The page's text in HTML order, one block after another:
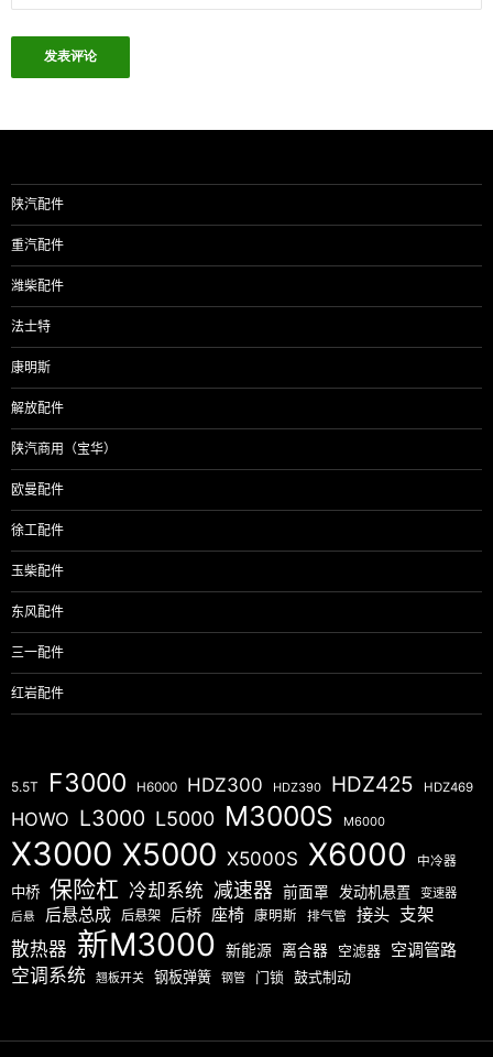
陕汽配件
重汽配件
潍柴配件
法士特
康明斯
解放配件
陕汽商用（宝华）
欧曼配件
徐工配件
玉柴配件
东风配件
三一配件
红岩配件
5.5T F3000 H6000 HDZ300 HDZ390 HDZ425 HDZ469
HOWO L3000 L5000 M3000S M6000
X3000 X5000 X5000S X6000 中冷器
中桥 保险杠 冷却系统 减速器 前面罩 发动机悬置 变速器
后悬 后悬总成 后悬架 后桥 座椅 康明斯 排气管 接头 支架
散热器 新M3000 新能源 离合器 空滤器 空调管路
空调系统 翘板开关 钢板弹簧 钢管 门锁 鼓式制动